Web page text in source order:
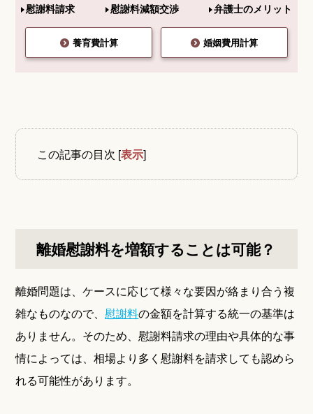
慰謝料請求 慰謝料減額交渉 弁護士のメリット
養育費計算 婚姻費用計算
この記事の目次 [表示]
離婚慰謝料を増額することは可能？
離婚問題は、ケースに応じて様々な要因が絡まり合う複
雑なものなので、慰謝料の金額を計算する統一の基準は
ありません。そのため、慰謝料請求の理由や具体的な事
情によっては、相場より多く慰謝料を請求しても認めら
れる可能性があります。